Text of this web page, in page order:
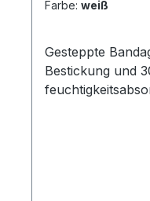
Farbe: weiß
Gesteppte
Bestickung und